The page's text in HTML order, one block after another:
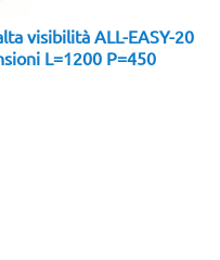
visibilità ALL-EASY-20
L=1200 P=450